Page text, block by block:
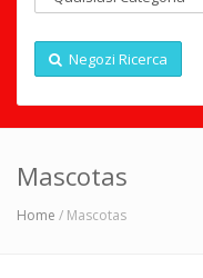
Negozi Ricerca
Mascotas
Home / Mascotas